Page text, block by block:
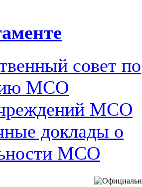
совет по
МСО
МСО
доклады о
МСО